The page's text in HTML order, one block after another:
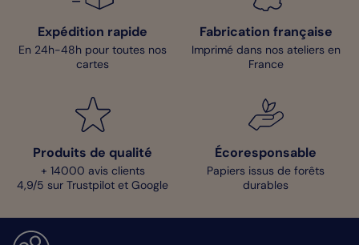
Expédition rapide
En 24h-48h pour toutes nos
cartes
Fabrication française
Imprimé dans nos ateliers en
France
Produits de qualité
+ 14000 avis clients
4,9/5 sur Trustpilot et Google
Écoresponsable
Papiers issus de forêts
durables